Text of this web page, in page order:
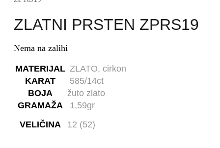
ZLATNI PRSTEN ZPRS19
Nema na zalihi
MATERIJAL ZLATO, cirkon
KARAT
585/14ct
BOJA
žuto zlato
GRAMAŽA
VELIČINA
1,59gr
12 (52)